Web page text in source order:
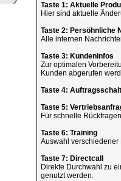
Taste 1: Aktuelle
Hier sind aktuelle
Taste 2: Persöhnliche
Alle internen
Taste 3: Kundeninfos
Zur optimalen
Kunden abgerufen
Taste 4:
Taste 5:
Für schnelle
Taste 6: Training
Auswahl verschiedener
Taste 7: Directcall
Direkte Durchwahl zu
genutzt werden.